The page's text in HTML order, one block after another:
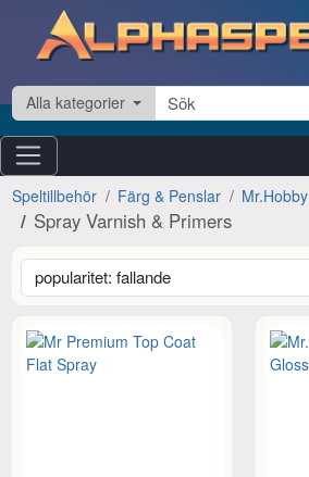
Hoppa till innehåll
Alla kategorier
Speltillbehör Färg & Penslar Mr.Hobby
Spray Varnish & Primers